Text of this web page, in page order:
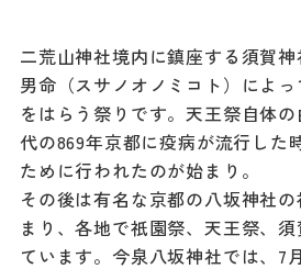
二荒山神社境内に鎮座する須賀
男命（スサノオノミコト）によっ
をはらう祭りです。天王祭自体
代の869年京都に疫病が流行した
ために行われたのが始まり。
その後は有名な京都の八坂神社
まり、各地で祇園祭、天王祭、
ています。今泉八坂神社では、7
Languag
e